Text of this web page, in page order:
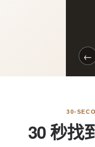
客製貼
上傳圖片就能輕鬆
←
30-
30 秒找